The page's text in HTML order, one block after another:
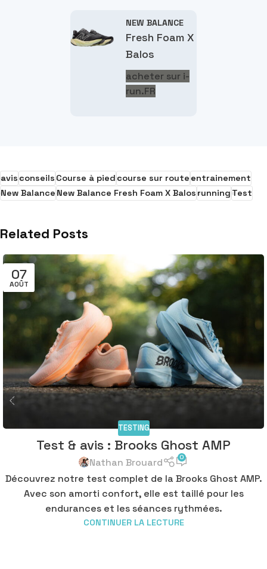
NEW BALANCE
Fresh Foam X
Balos
acheter sur i-
run.FR
avisconseilsCourse à piedcourse sur routeentrainement
New BalanceNew Balance Fresh Foam X BalosrunningTest
Related Posts
07
AOÛT
TESTING
Test & avis : Brooks Ghost AMP
Nathan Brouard 0
Découvrez notre test complet de la Brooks Ghost AMP.
Avec son amorti confort, elle est taillé pour les
endurances et les séances rythmées.
CONTINUER LA LECTURE